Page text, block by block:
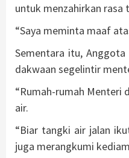
untuk menzahirkan rasa
“Saya meminta maaf
Sementara itu,
dakwaan segelintir
“Rumah-rumah Menteri
air.
“Biar tangki air jalan
juga merangkumi